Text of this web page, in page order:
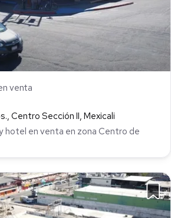
venta
Centro Sección II, Mexicali
hotel en venta en zona Centro de